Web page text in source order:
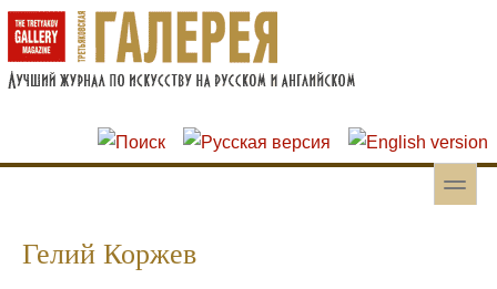
Перейти к основному содержанию
Skip to search
toggle
Гелий Коржев